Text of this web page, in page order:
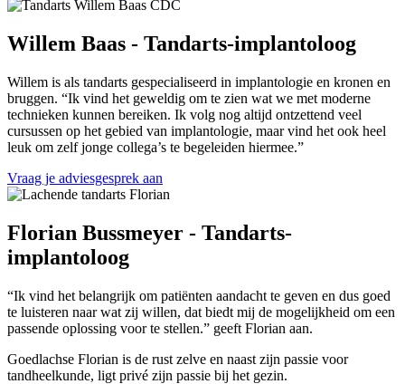
Willem Baas - Tandarts-implantoloog
Willem is als tandarts gespecialiseerd in implantologie en kronen en
bruggen. “Ik vind het geweldig om te zien wat we met moderne
technieken kunnen bereiken. Ik volg nog altijd ontzettend veel
cursussen op het gebied van implantologie, maar vind het ook heel
leuk om zelf jonge collega’s te begeleiden hiermee.”
Vraag je adviesgesprek aan
Florian Bussmeyer - Tandarts-
implantoloog
“Ik vind het belangrijk om patiënten aandacht te geven en dus goed
te luisteren naar wat zij willen, dat biedt mij de mogelijkheid om een
passende oplossing voor te stellen.” geeft Florian aan.
Goedlachse Florian is de rust zelve en naast zijn passie voor
tandheelkunde, ligt privé zijn passie bij het gezin.